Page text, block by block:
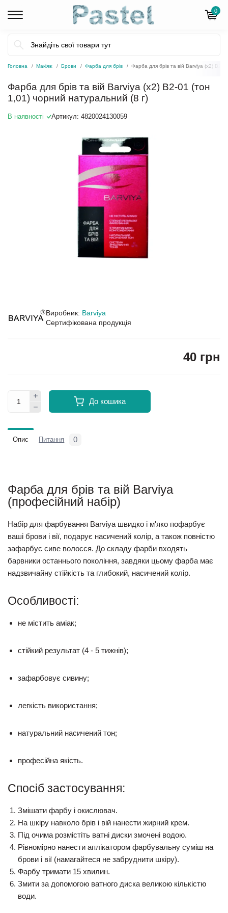
0
Головна Макіяж Брови Фарба для брів Фарба для брів та вій Barviya (x2) B2-
Фарба для брів та вій Barviya (x2) B2-01 (тон
1,01) чорний натуральний (8 г)
В наявності Артикул: 4820024130059
Виробник: Barviya
Сертифікована продукція
40 грн
До кошика
Опис Питання 0
Фарба для брів та вій Barviya
(професійний набір)
Набір для фарбування Barviya швидко і м'яко пофарбує
ваші брови і вії, подарує насичений колір, а також повністю
зафарбує сиве волосся. До складу фарби входять
барвники останнього покоління, завдяки цьому фарба має
надзвичайну стійкість та глибокий, насичений колір.
Особливості:
не містить аміак;
стійкий результат (4 - 5 тижнів);
зафарбовує сивину;
легкість використання;
натуральний насичений тон;
професійна якість.
Спосіб застосування:
Змішати фарбу і окислювач.
На шкіру навколо брів і вій нанести жирний крем.
Під очима розмістіть ватні диски змочені водою.
Рівномірно нанести аплікатором фарбувальну суміш на
брови і вії (намагайтеся не забруднити шкіру).
Фарбу тримати 15 хвилин.
Змити за допомогою ватного диска великою кількістю
води.